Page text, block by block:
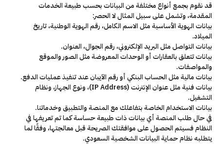
قد نقوم بجمع أنواع مختلفة من البيانات بحسب طبيعة الخدمات
المقدمة، وتشمل على سبيل المثال لا الحصر:
بيانات الهوية الأساسية مثل الاسم الكامل، رقم الهوية الوطنية، تاريخ
الميلاد.
بيانات التواصل مثل البريد الإلكتروني، رقم الجوال، العنوان.
بيانات تتعلق بالعقارات أو الوحدات المعروضة مثل الصور والموقع
والمواصفات.
بيانات مالية مثل الحساب البنكي أو رقم الآيبان عند تنفيذ عمليات الدفع.
بيانات فنية مثل عنوان الإنترنت (IP Address)، ونوع الجهاز، ونظام
التشغيل.
بيانات الاستخدام الخاصة بتفاعلك مع المنصة والتطبيق وخدماتنا.
في حال طلب المنصة أي بيانات ذات طبيعة حساسة كما تم تعريفها في
النظام فسيتم الحصول على موافقتك الصريحة قبل معالجتها، وفقًا لما
يتطلبه نظام حماية البيانات الشخصية السعودي.